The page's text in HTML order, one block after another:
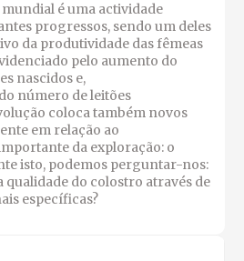
é uma actividade
progressos, sendo um deles
da produtividade das fêmeas
pelo aumento do
nascidos e,
número de leitões
coloca também novos
em relação ao
da exploração: o
isto, podemos perguntar-nos:
qualidade do colostro através de
específicas?